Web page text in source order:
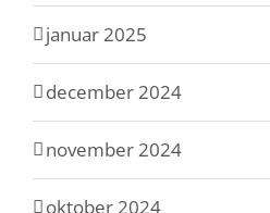
januar 2025
december 2024
november 2024
oktober 2024